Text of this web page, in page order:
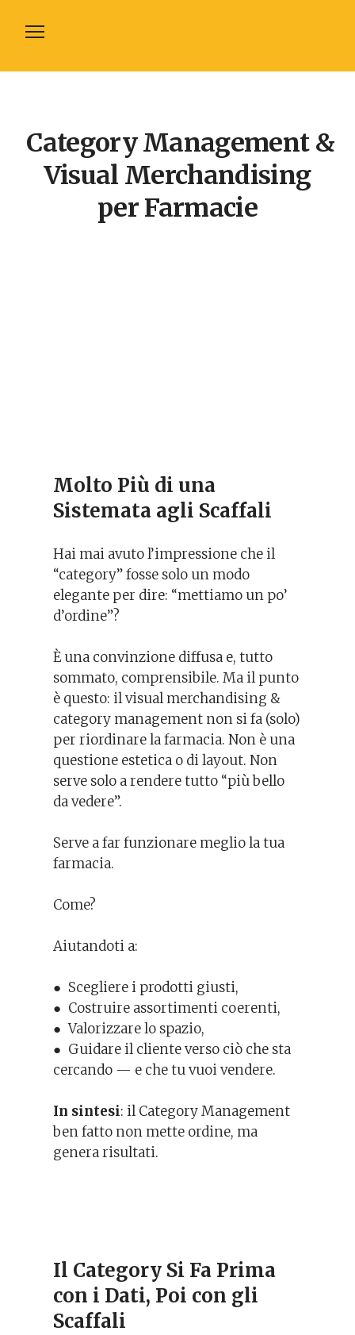
Fornitori Farmacie
Guide
Category Management &
Visual Merchandising
per Farmacie
Molto Più di una
Sistemata agli Scaffali
Hai mai avuto l’impressione che il
“category” fosse solo un modo
elegante per dire: “mettiamo un po’
d’ordine”?
È una convinzione diffusa e, tutto
sommato, comprensibile. Ma il punto
è questo: il visual merchandising &
category management non si fa (solo)
per riordinare la farmacia. Non è una
questione estetica o di layout. Non
serve solo a rendere tutto “più bello
da vedere”.
Serve a far funzionare meglio la tua
farmacia.
Come?
Aiutandoti a:
● Scegliere i prodotti giusti,
● Costruire assortimenti coerenti,
● Valorizzare lo spazio,
● Guidare il cliente verso ciò che sta
cercando — e che tu vuoi vendere.
In sintesi: il Category Management
ben fatto non mette ordine, ma
genera risultati.
Il Category Si Fa Prima
con i Dati, Poi con gli
Scaffali